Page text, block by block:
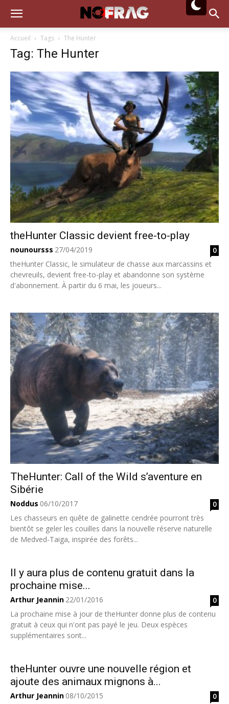
Accueil Tags The Hunter
Tag: The Hunter
theHunter Classic devient free-to-play
nounoursss 27/04/2019
0
theHunter Classic, le simulateur de chasse aux marcassins et
chevreuils, devient free-to-play et abandonne son système
d'abonnement. À partir du 6 mai, les joueurs...
TheHunter: Call of the Wild s’aventure en
Sibérie
Noddus 06/10/2017
0
Les chasseurs en quête de galinette cendrée pourront très
bientôt se geler les couilles dans la nouvelle réserve naturelle
de Medved-Taiga, inspirée des forêts...
Il y aura plus de contenu gratuit dans la
prochaine mise...
Arthur Jeannin 22/01/2016
0
La prochaine mise à jour de theHunter donne plus de contenu
gratuit à ceux qui n'ont pas payé le jeu. Deux espèces
supplémentaires sont...
theHunter ouvre une nouvelle région et
ajoute des animaux mignons à...
Arthur Jeannin 08/10/2015
0